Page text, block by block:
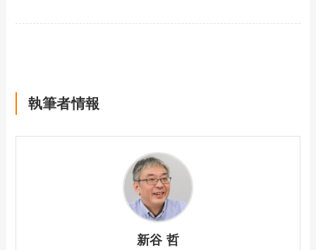
執筆者情報
新谷 哲